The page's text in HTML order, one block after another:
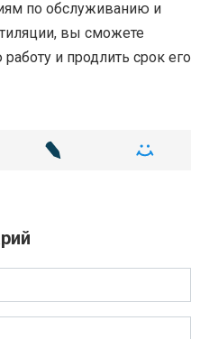
по обслуживанию и
вы сможете
и продлить срок его